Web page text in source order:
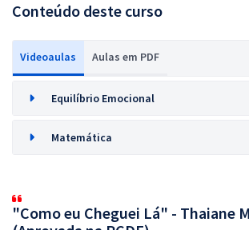
Conteúdo deste curso
Videoaulas Aulas em PDF
Equilíbrio Emocional
Matemática
"Como eu Cheguei Lá" - Thaiane